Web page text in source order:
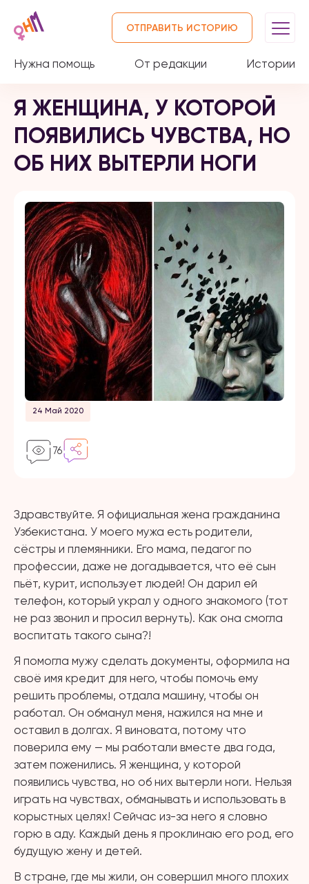
Нужна помощь От редакции Истории
ОТПРАВИТЬ ИСТОРИЮ
Я ЖЕНЩИНА, У КОТОРОЙ
ПОЯВИЛИСЬ ЧУВСТВА, НО
ОБ НИХ ВЫТЕРЛИ НОГИ
24 Май 2020
76
Здравствуйте. Я официальная жена гражданина
Узбекистана. У моего мужа есть родители,
сёстры и племянники. Его мама, педагог по
профессии, даже не догадывается, что её сын
пьёт, курит, использует людей! Он дарил ей
телефон, который украл у одного знакомого (тот
не раз звонил и просил вернуть). Как она смогла
воспитать такого сына?!
Я помогла мужу сделать документы, оформила на
своё имя кредит для него, чтобы помочь ему
решить проблемы, отдала машину, чтобы он
работал. Он обманул меня, нажился на мне и
оставил в долгах. Я виновата, потому что
поверила ему — мы работали вместе два года,
затем поженились. Я женщина, у которой
появились чувства, но об них вытерли ноги. Нельзя
играть на чувствах, обманывать и использовать в
корыстных целях! Сейчас из-за него я словно
горю в аду. Каждый день я проклинаю его род, его
будущую жену и детей.
В стране, где мы жили, он совершил много плохих